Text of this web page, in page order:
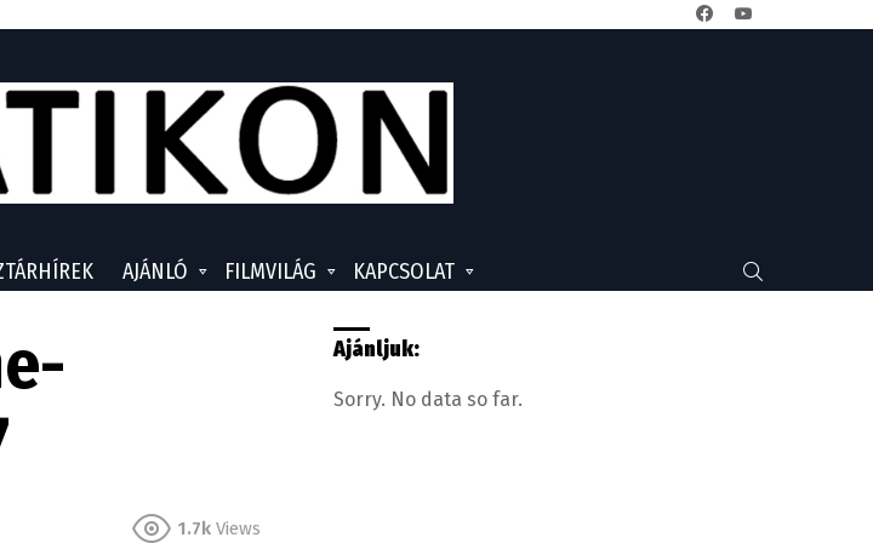
AJÁNLÓ FILMVILÁG KAPCSOLAT
1.7k Views
Ajánljuk:
Sorry. No data so far.